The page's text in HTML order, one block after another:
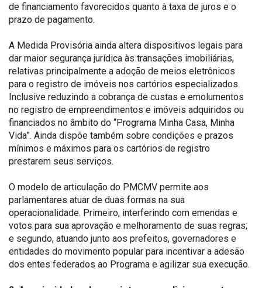
de financiamento favorecidos quanto à taxa de juros e o
prazo de pagamento.
A Medida Provisória ainda altera dispositivos legais para
dar maior segurança jurídica às transações imobiliárias,
relativas principalmente a adoção de meios eletrônicos
para o registro de imóveis nos cartórios especializados.
Inclusive reduzindo a cobrança de custas e emolumentos
no registro de empreendimentos e imóveis adquiridos ou
financiados no âmbito do “Programa Minha Casa, Minha
Vida”. Ainda dispõe também sobre condições e prazos
mínimos e máximos para os cartórios de registro
prestarem seus serviços.
O modelo de articulação do PMCMV permite aos
parlamentares atuar de duas formas na sua
operacionalidade. Primeiro, interferindo com emendas e
votos para sua aprovação e melhoramento de suas regras;
e segundo, atuando junto aos prefeitos, governadores e
entidades do movimento popular para incentivar a adesão
dos entes federados ao Programa e agilizar sua execução.